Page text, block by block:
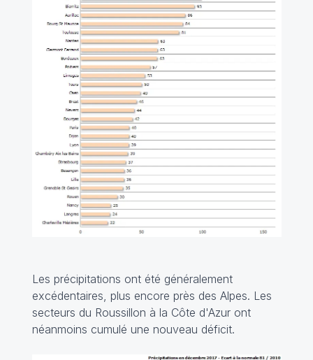
Les précipitations ont été généralement
excédentaires, plus encore près des Alpes. Les
secteurs du Roussillon à la Côte d'Azur ont
néanmoins cumulé une nouveau déficit.